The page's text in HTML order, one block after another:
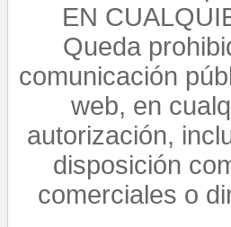
EN
Queda
comunicación
web, en
autorización,
disposición
comerciales o